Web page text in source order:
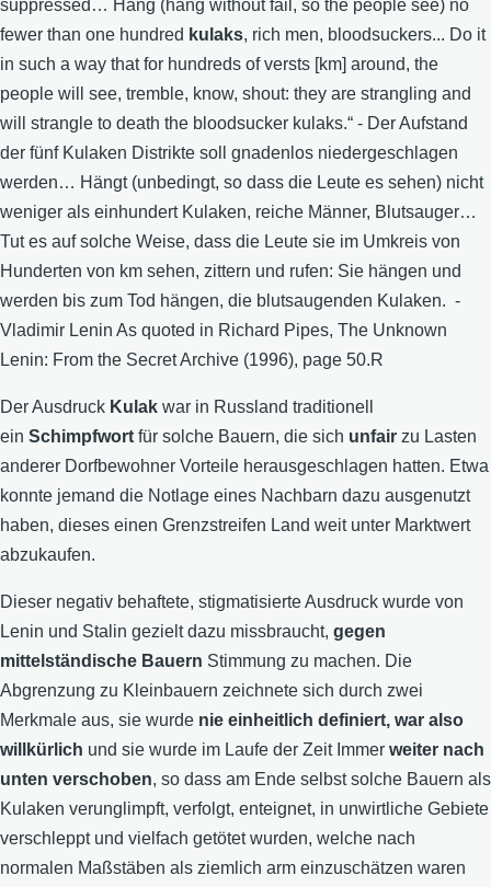
suppressed… Hang (hang without fail, so the people see) no
fewer than one hundred kulaks, rich men, bloodsuckers... Do it
in such a way that for hundreds of versts [km] around, the
people will see, tremble, know, shout: they are strangling and
will strangle to death the bloodsucker kulaks.“ - Der Aufstand
der fünf Kulaken Distrikte soll gnadenlos niedergeschlagen
werden… Hängt (unbedingt, so dass die Leute es sehen) nicht
weniger als einhundert Kulaken, reiche Männer, Blutsauger…
Tut es auf solche Weise, dass die Leute sie im Umkreis von
Hunderten von km sehen, zittern und rufen: Sie hängen und
werden bis zum Tod hängen, die blutsaugenden Kulaken. -
Vladimir Lenin As quoted in Richard Pipes, The Unknown
Lenin: From the Secret Archive (1996), page 50.R
Der Ausdruck Kulak war in Russland traditionell
ein Schimpfwort für solche Bauern, die sich unfair zu Lasten
anderer Dorfbewohner Vorteile herausgeschlagen hatten. Etwa
konnte jemand die Notlage eines Nachbarn dazu ausgenutzt
haben, dieses einen Grenzstreifen Land weit unter Marktwert
abzukaufen.
Dieser negativ behaftete, stigmatisierte Ausdruck wurde von
Lenin und Stalin gezielt dazu missbraucht, gegen
mittelständische Bauern Stimmung zu machen. Die
Abgrenzung zu Kleinbauern zeichnete sich durch zwei
Merkmale aus, sie wurde nie einheitlich definiert, war also
willkürlich und sie wurde im Laufe der Zeit Immer weiter nach
unten verschoben, so dass am Ende selbst solche Bauern als
Kulaken verunglimpft, verfolgt, enteignet, in unwirtliche Gebiete
verschleppt und vielfach getötet wurden, welche nach
normalen Maßstäben als ziemlich arm einzuschätzen waren